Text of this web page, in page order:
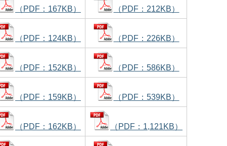
（PDF：167KB） （PDF：212KB）
（PDF：124KB） （PDF：226KB）
（PDF：152KB） （PDF：586KB）
（PDF：159KB） （PDF：539KB）
（PDF：162KB） （PDF：1,121KB）